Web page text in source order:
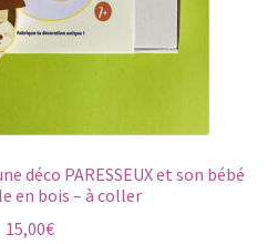
déco PARESSEUX et son bébé
en bois – à coller
15,00€